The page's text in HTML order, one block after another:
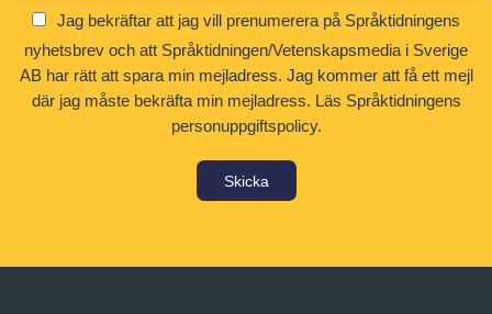
Jag bekräftar att jag vill prenumerera på Språktidningens
nyhetsbrev och att Språktidningen/Vetenskapsmedia i Sverige
AB har rätt att spara min mejladress. Jag kommer att få ett mejl
där jag måste bekräfta min mejladress. Läs Språktidningens
personuppgiftspolicy.
Skicka